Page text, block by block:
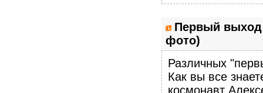
Первый выход
фото)
Различных
Как вы все
космонавт